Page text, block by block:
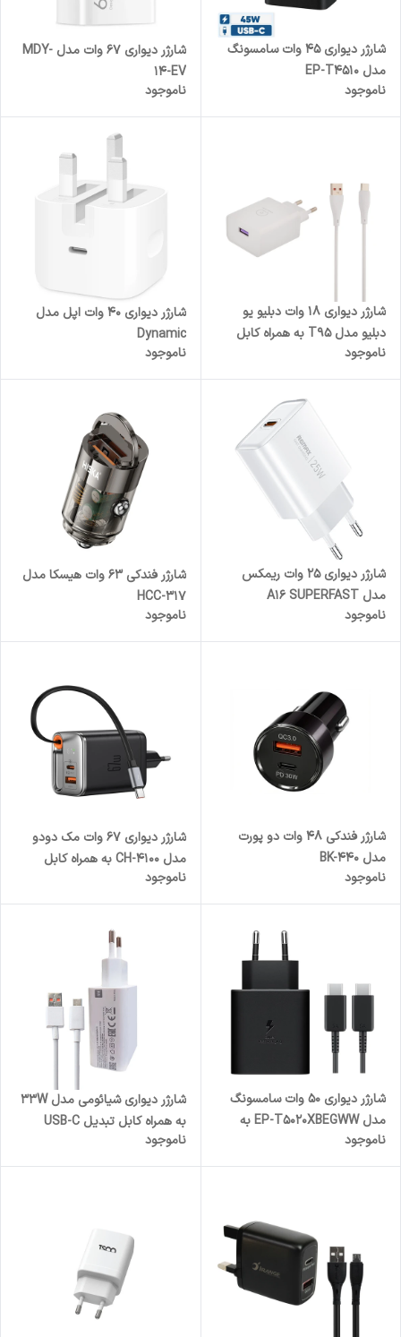
شارژر دیواری 45 وات سامسونگ
مدل EP-T4510
ناموجود
شارژر دیواری 67 وات مدل MDY-
14-EV
ناموجود
شارژر دیواری 18 وات دبلیو یو
دبلیو مدل T95 به همراه کابل
USB به USB-C طول 1 متر
ناموجود
شارژر دیواری 40 وات اپل مدل
Dynamic
ناموجود
شارژر دیواری 25 وات ریمکس
مدل A16 SUPERFAST
ناموجود
شارژر فندکی 63 وات هیسکا مدل
HCC-317
ناموجود
شارژر فندکی 48 وات دو پورت
مدل BK-440
ناموجود
شارژر دیواری 67 وات مک دودو
مدل CH-4100 به همراه کابل
متصل به بدنه USB-C
ناموجود
شارژر دیواری 50 وات سامسونگ
مدل EP-T5020XBEGWW به
همراه کابل USB-C
ناموجود
شارژر دیواری شیائومی مدل 33W
به همراه کابل تبدیل USB-C
ناموجود